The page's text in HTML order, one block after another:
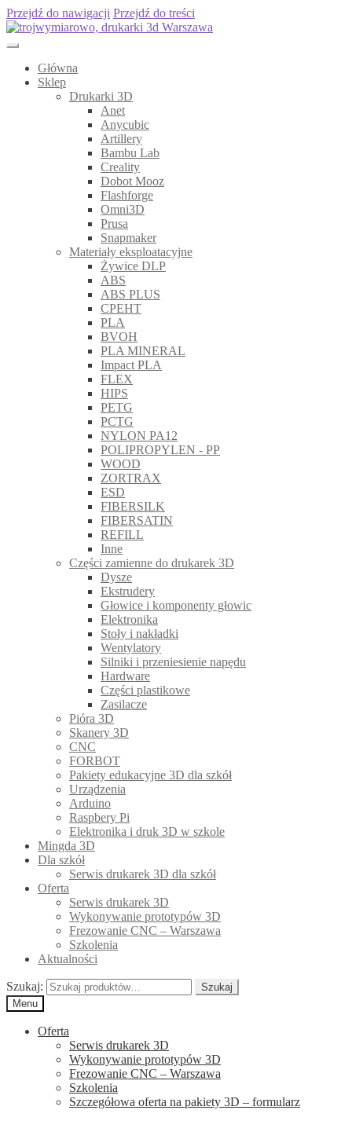
Przejdź do nawigacji Przejdź do treści
Główna
Sklep
Drukarki 3D
Anet
Anycubic
Artillery
Bambu Lab
Creality
Dobot Mooz
Flashforge
Omni3D
Prusa
Snapmaker
Materiały eksploatacyjne
Żywice DLP
ABS
ABS PLUS
CPEHT
PLA
BVOH
PLA MINERAL
Impact PLA
FLEX
HIPS
PETG
PCTG
NYLON PA12
POLIPROPYLEN - PP
WOOD
ZORTRAX
ESD
FIBERSILK
FIBERSATIN
REFILL
Inne
Części zamienne do drukarek 3D
Dysze
Ekstrudery
Głowice i komponenty głowic
Elektronika
Stoły i nakładki
Wentylatory
Silniki i przeniesienie napędu
Hardware
Części plastikowe
Zasilacze
Pióra 3D
Skanery 3D
CNC
FORBOT
Pakiety edukacyjne 3D dla szkół
Urządzenia
Arduino
Raspbery Pi
Elektronika i druk 3D w szkole
Mingda 3D
Dla szkół
Serwis drukarek 3D dla szkół
Oferta
Serwis drukarek 3D
Wykonywanie prototypów 3D
Frezowanie CNC – Warszawa
Szkolenia
Aktualności
Szukaj:
Szukaj
Menu
Oferta
Serwis drukarek 3D
Wykonywanie prototypów 3D
Frezowanie CNC – Warszawa
Szkolenia
Szczegółowa oferta na pakiety 3D – formularz